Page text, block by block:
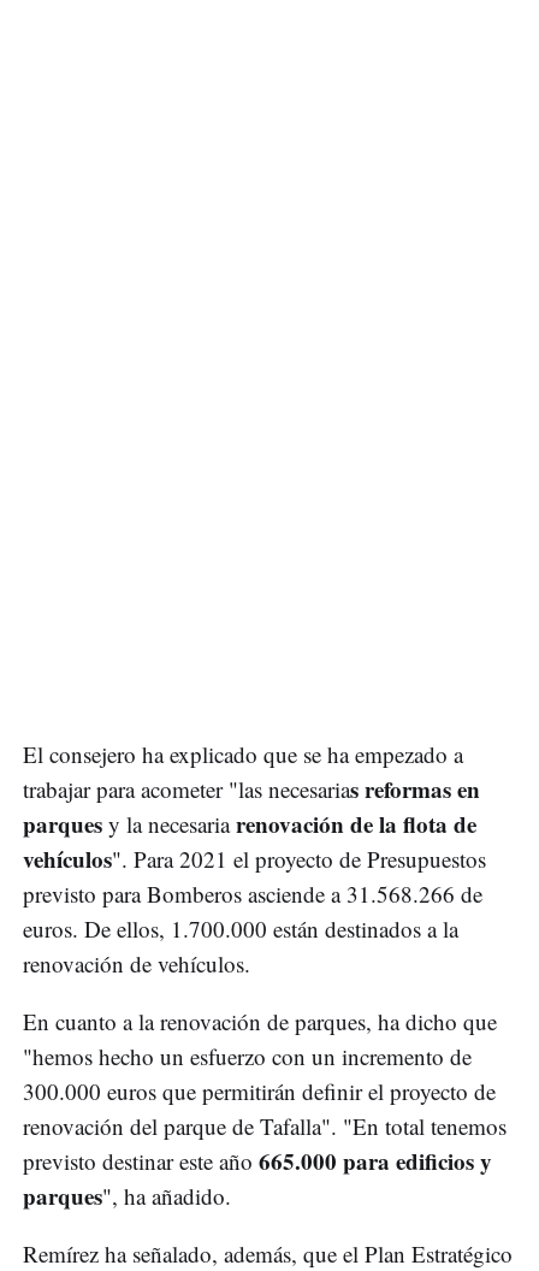
El consejero ha explicado que se ha empezado a
trabajar para acometer "las necesarias reformas en
parques y la necesariarenovación de la flota de
vehículos". Para 2021 el proyecto de Presupuestos
previsto para Bomberos asciende a 31.568.266 de
euros. De ellos, 1.700.000 están destinados a la
renovación de vehículos.
En cuanto a la renovación de parques, ha dicho que
"hemos hecho un esfuerzo con un incremento de
300.000 euros que permitirán definir el proyecto de
renovación del parque de Tafalla". "En total tenemos
previsto destinar este año 665.000 para edificios y
parques", ha añadido.
Remírez ha señalado, además, que el Plan Estratégico